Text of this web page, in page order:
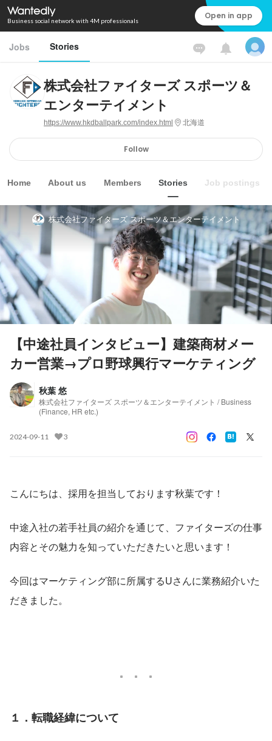
Business social network with 4M professionals Open in app
Jobs Stories
株式会社ファイターズ スポーツ＆
エンターテイメント
https://www.hkdballpark.com/index.html 北海道
Follow
Home About us Members Stories Job postings
株式会社ファイターズ スポーツ＆エンターテイメント
【中途社員インタビュー】建築商材メー
カー営業→プロ野球興行マーケティング
秋葉 悠
株式会社ファイターズ スポーツ＆エンターテイメント / Business
(Finance, HR etc.)
2024-09-11 3
こんにちは、採用を担当しております秋葉です！
中途入社の若手社員の紹介を通じて、ファイターズの仕事
内容とその魅力を知っていただきたいと思います！
今回はマーケティング部に所属するUさんに業務紹介いた
だきました。
１．転職経緯について